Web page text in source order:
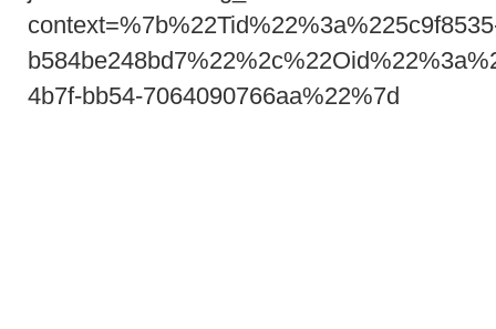
4b7f-bb54-7064090766aa%22%7d